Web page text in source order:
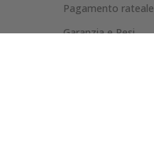
Pagamento rateale
Garanzia e Resi